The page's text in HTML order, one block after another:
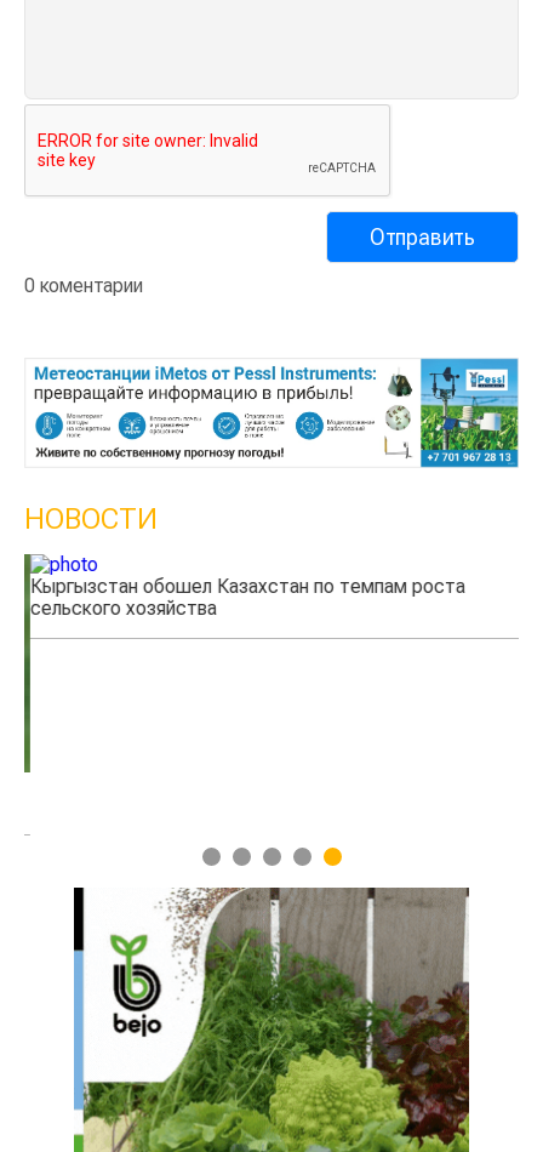
0 коментарии
НОВОСТИ
Кыргызстан обошел Казахстан по темпам роста
сельского хозяйства
1 2 3 4 5